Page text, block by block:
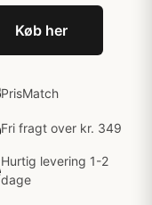
Køb her
PrisMatch
Fri fragt over kr. 349
Hurtig levering 1-2
dage